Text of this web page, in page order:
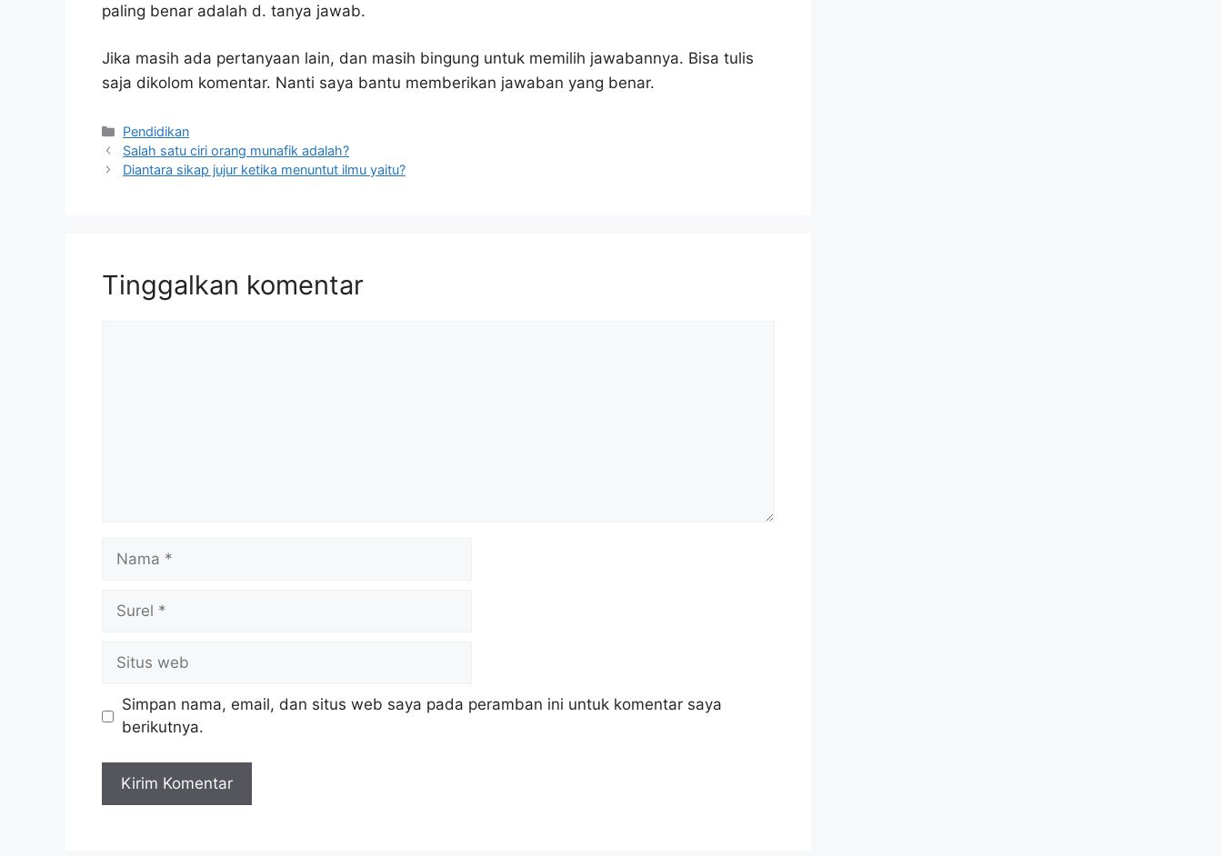
paling benar adalah d. tanya jawab.
Jika masih ada pertanyaan lain, dan masih bingung untuk memilih jawabannya. Bisa tulis
saja dikolom komentar. Nanti saya bantu memberikan jawaban yang benar.
Kategori
Pendidikan
Salah satu ciri orang munafik adalah?
Diantara sikap jujur ketika menuntut ilmu yaitu?
Tinggalkan komentar
Nama
Surel
Situs
web
Simpan nama, email, dan situs web saya pada peramban ini untuk komentar saya
berikutnya.